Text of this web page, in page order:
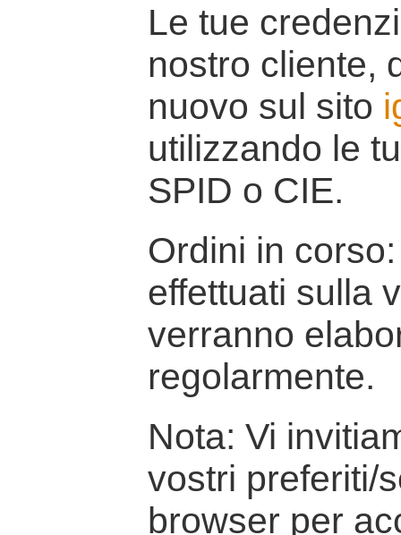
Le tue
nostro cliente,
nuovo sul sito
utilizzando le
SPID o CIE.
Ordini in
effettuati sulla
verranno
regolarmente.
Nota: Vi
vostri preferiti/
browser per